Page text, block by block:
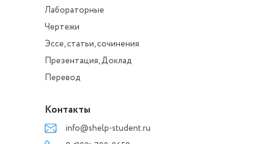
Лабораторные
Чертежи
Эссе, статьи, сочинения
Презентация, Доклад
Перевод
Контакты
info@shelp-student.ru